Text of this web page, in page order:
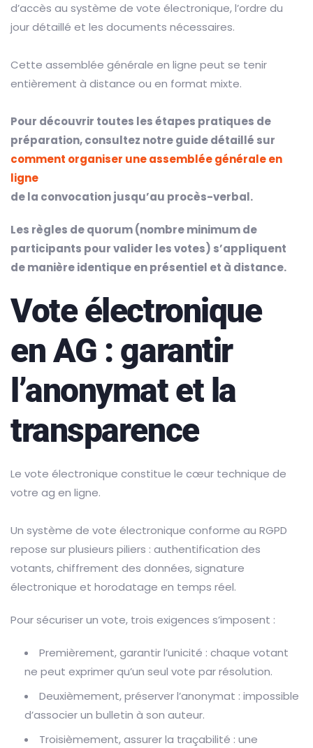
d’accès au système de vote électronique, l’ordre du
jour détaillé et les documents nécessaires.
Cette assemblée générale en ligne peut se tenir
entièrement à distance ou en format mixte.
Pour découvrir toutes les étapes pratiques de
préparation, consultez notre guide détaillé sur
comment organiser une assemblée générale en
ligne
de la convocation jusqu’au procès-verbal.
Les règles de quorum (nombre minimum de
participants pour valider les votes) s’appliquent
de manière identique en présentiel et à distance.
Vote électronique
en AG : garantir
l’anonymat et la
transparence
Le vote électronique constitue le cœur technique de
votre ag en ligne.
Un système de vote électronique conforme au RGPD
repose sur plusieurs piliers : authentification des
votants, chiffrement des données, signature
électronique et horodatage en temps réel.
Pour sécuriser un vote, trois exigences s’imposent :
Premièrement, garantir l’unicité : chaque votant
ne peut exprimer qu’un seul vote par résolution.
Deuxièmement, préserver l’anonymat : impossible
d’associer un bulletin à son auteur.
Troisièmement, assurer la traçabilité : une